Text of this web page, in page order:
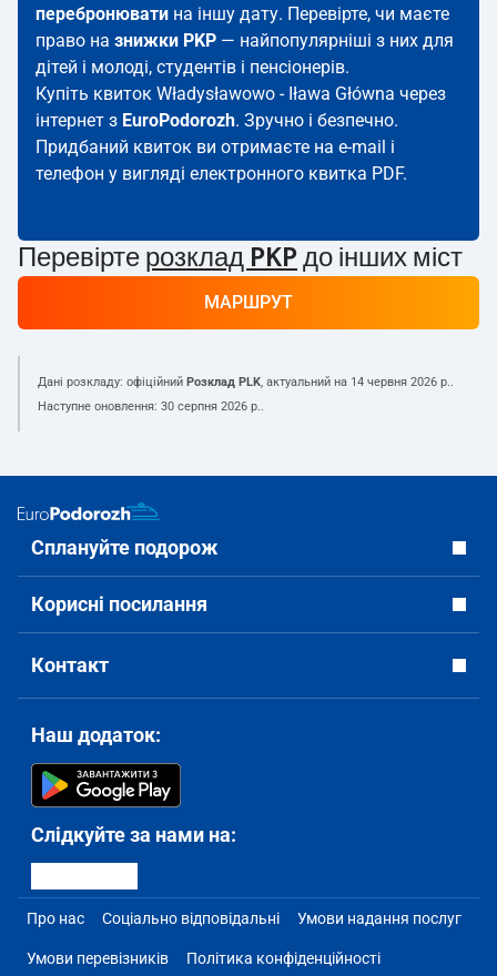
перебронювати на іншу дату. Перевірте, чи маєте
право на знижки PKP — найпопулярніші з них для
дітей і молоді, студентів і пенсіонерів.
Купіть квиток Władysławowo - Iława Główna через
інтернет з EuroPodorozh. Зручно і безпечно.
Придбаний квиток ви отримаєте на e-mail і
телефон у вигляді електронного квитка PDF.
Перевірте розклад PKP до інших міст
МАРШРУТ
Дані розкладу: офіційний Розклад PLK, актуальний на 14 червня 2026 р..
Наступне оновлення: 30 серпня 2026 р..
Сплануйте подорож
Корисні посилання
Контакт
Наш додаток:
Слідкуйте за нами на:
Про нас Соціально відповідальні Умови надання послуг
Умови перевізників Політика конфіденційності